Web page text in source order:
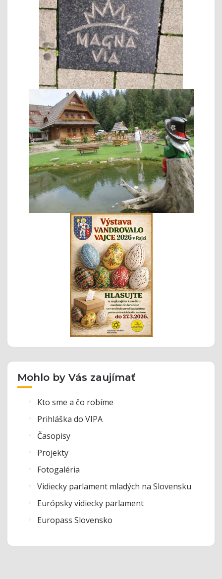
Mohlo by Vás zaujímať
Kto sme a čo robíme
Prihláška do VIPA
Časopisy
Projekty
Fotogaléria
Vidiecky parlament mladých na Slovensku
Európsky vidiecky parlament
Europass Slovensko